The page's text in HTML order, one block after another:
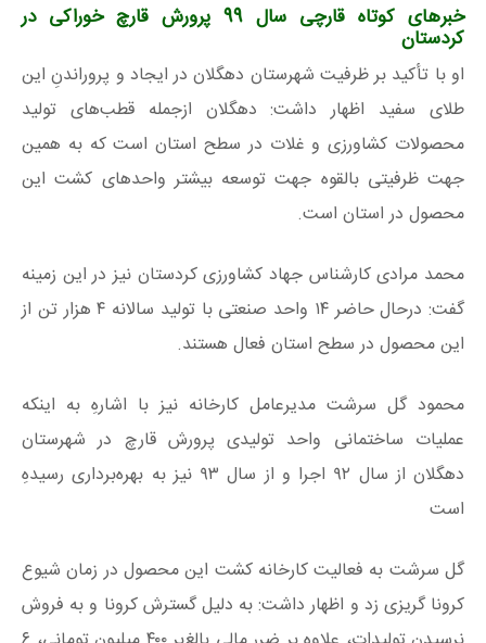
خبرهای کوتاه قارچی سال 99 پرورش قارچ خوراکی در
کردستان
او با تأکید بر ظرفیت شهرستان دهگلان در ایجاد و پروراندنِ این
طلای سفید اظهار داشت: دهگلان ازجمله قطب‌های تولید
محصولات کشاورزی و غلات در سطح استان است که به همین
جهت ظرفیتی بالقوه جهت توسعه بیشتر واحد‌های کشت این
محصول در استان است.
محمد مرادی کارشناس جهاد کشاورزی کردستان نیز در این زمینه
گفت: درحال حاضر ۱۴ واحد صنعتی با تولید سالانه ۴ هزار تن از
این محصول در سطح استان فعال هستند.
محمود گل سرشت مدیرعامل کارخانه نیز با اشارهِ به اینکه
عملیات ساختمانی واحد تولیدی پرورش قارچ در شهرستان
دهگلان از سال ۹۲ اجرا و از سال ۹۳ نیز به بهره‌برداری رسیدهِ
است
گل سرشت به فعالیت کارخانه کشت این محصول در زمان شیوع
کرونا گریزی زد و اظهار داشت: به دلیل گسترش کرونا و به فروش